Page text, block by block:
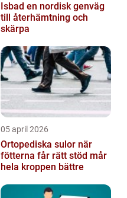
Isbad en nordisk genväg
till återhämtning och
skärpa
05 april 2026
Ortopediska sulor när
fötterna får rätt stöd mår
hela kroppen bättre